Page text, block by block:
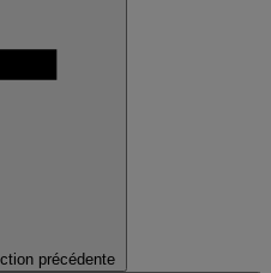
précédente